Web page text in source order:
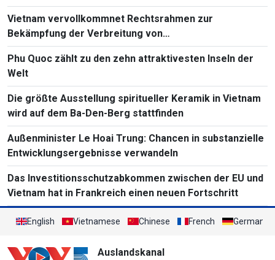
Vietnam vervollkommnet Rechtsrahmen zur
Bekämpfung der Verbreitung von
Massenvernichtungswaffen
Phu Quoc zählt zu den zehn attraktivesten Inseln der
Welt
Die größte Ausstellung spiritueller Keramik in Vietnam
wird auf dem Ba-Den-Berg stattfinden
Außenminister Le Hoai Trung: Chancen in substanzielle
Entwicklungsergebnisse verwandeln
Das Investitionsschutzabkommen zwischen der EU und
Vietnam hat in Frankreich einen neuen Fortschritt
English Vietnamese Chinese French German
Auslandskanal